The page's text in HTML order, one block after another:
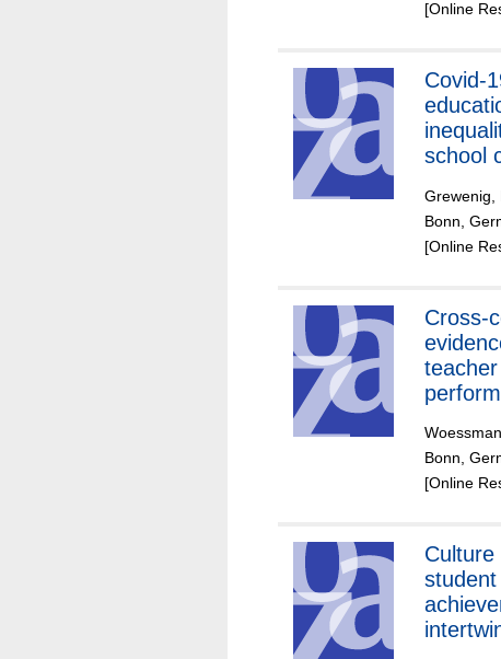
[Online
Covid-
school
high-
Grewenig,
Bonn,
[Online
Cross-
teacher
Bonn,
[Online
Culture
student